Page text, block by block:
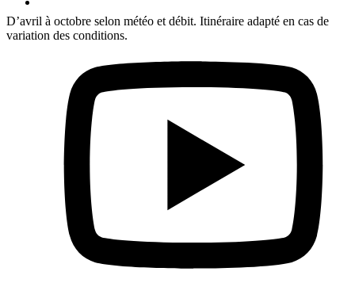
D’avril à octobre selon météo et débit. Itinéraire adapté en cas de
variation des conditions.
Formules
Malvaux - 1/2 journée
Accessible
Combiné Langouette-Malvaux à la journée